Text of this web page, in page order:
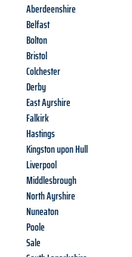
Aberdeenshire
Belfast
Bolton
Bristol
Colchester
Derby
East Ayrshire
Falkirk
Hastings
Kingston upon Hull
Liverpool
Middlesbrough
North Ayrshire
Nuneaton
Poole
Sale